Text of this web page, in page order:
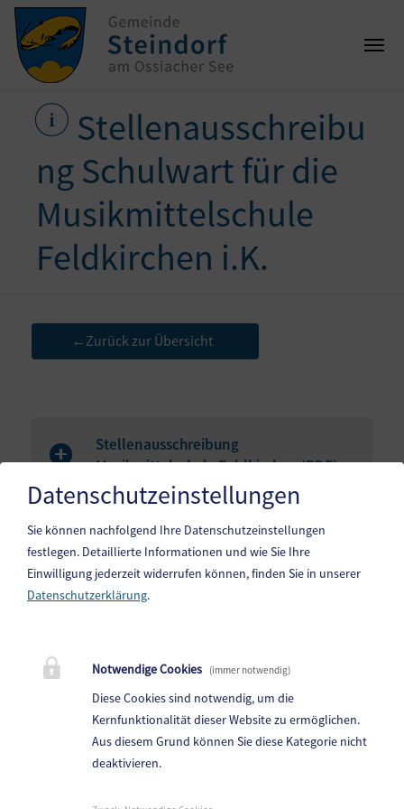
Stellenausschreibu
ng Schulwart für die
Musikmittelschule
Feldkirchen i.K.
← Zurück zur Übersicht
Stellenausschreibung
Musikmittelschule Feldkirchen (PDF)
10. Oktoberstr. 1, 9551 Bodensdorf am Ossiacher See
Telefon:
04243 83 83 0
Fax: 04243 83 83 30
E-Mail:steindorf.direktion@ktn.gde.at
Heute,Geschlossen
Datenschutzeinstellungen
Sie können nachfolgend Ihre Datenschutzeinstellungen
festlegen. Detaillierte Informationen und wie Sie Ihre
Einwilligung jederzeit widerrufen können, finden Sie in unserer
Datenschutzerklärung.
Notwendige Cookies (immer notwendig)
Diese Cookies sind notwendig, um die
Kernfunktionalität dieser Website zu ermöglichen.
Aus diesem Grund können Sie diese Kategorie nicht
deaktivieren.